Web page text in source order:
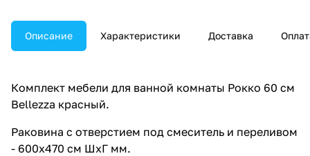
Описание Характеристики Доставка
Комплект мебели для ванной комнаты Рокко 60 см
Bellezza красный.
Раковина с отверстием под смеситель и переливом
- 600х470 см ШхГ мм.